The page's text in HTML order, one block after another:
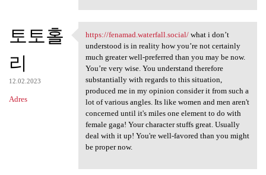
토토홀
리
12.02.2023
Adres
https://fenamad.waterfall
https://fenamad.waterfall.social/what i don’t
understood is in reality how you’re not certainly
much greater well-preferred than you may be now.
You’re very wise. You understand therefore
substantially with regards to this situation,
produced me in my opinion consider it from such a
lot of various angles. Its like women and men aren't
concerned until it's miles one element to do with
female gaga! Your character stuffs great. Usually
deal with it up! You're well-favored than you might
be proper now.